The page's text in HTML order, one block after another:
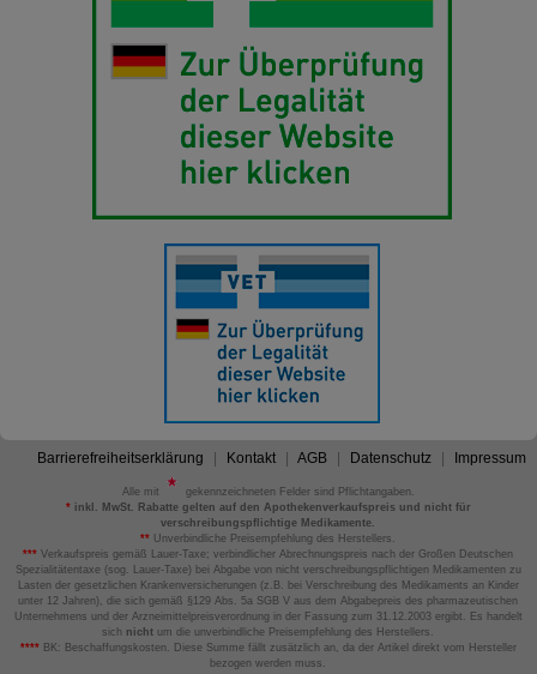
Barrierefreiheitserklärung Kontakt AGB Datenschutz Impressum
Alle mit
gekennzeichneten Felder sind Pflichtangaben.
*inkl. MwSt. Rabatte gelten auf den Apothekenverkaufspreis und nicht für
verschreibungspflichtige Medikamente.
** Unverbindliche Preisempfehlung des Herstellers.
*** Verkaufspreis gemäß Lauer-Taxe; verbindlicher Abrechnungspreis nach der Großen Deutschen
Spezialitätentaxe (sog. Lauer-Taxe) bei Abgabe von nicht verschreibungspflichtigen Medikamenten zu
Lasten der gesetzlichen Krankenversicherungen (z.B. bei Verschreibung des Medikaments an Kinder
unter 12 Jahren), die sich gemäß §129 Abs. 5a SGB V aus dem Abgabepreis des pharmazeutischen
Unternehmens und der Arzneimittelpreisverordnung in der Fassung zum 31.12.2003 ergibt. Es handelt
sich nicht um die unverbindliche Preisempfehlung des Herstellers.
****BK: Beschaffungskosten. Diese Summe fällt zusätzlich an, da der Artikel direkt vom Hersteller
bezogen werden muss.